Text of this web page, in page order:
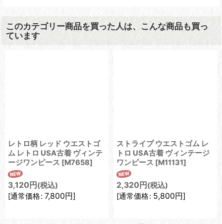
このカテゴリー商品を買った人は、こんな商品も買っ
ています
レトロ柄 レッド ウエストゴ
ム レトロ USA古着 ヴィンテ
ージワンピース [M7658]
3,120 円 (税込)
[通常価格: 7,800円]
ストライプ ウエストゴム レ
トロ USA古着 ヴィンテージ
ワンピース [M11131]
2,320 円 (税込)
[通常価格: 5,800円]